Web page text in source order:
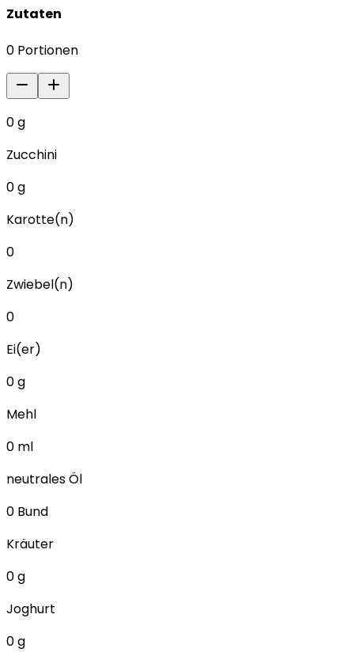
Zutaten
0 Portionen
0g
Zucchini
0g
Karotte(n)
0
Zwiebel(n)
0
Ei(er)
0g
Mehl
0 ml
neutrales Öl
0 Bund
Kräuter
0g
Joghurt
0g